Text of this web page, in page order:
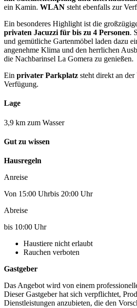
ein Kamin. WLAN steht ebenfalls zur
Ein besonderes Highlight ist die
privaten Jacuzzi für bis zu 4 Personen.
und gemütliche Gartenmöbel laden dazu
angenehme Klima und den herrlichen
die Nachbarinsel La Gomera zu genießen.
Ein privater Parkplatz steht direkt an
Verfügung.
Lage
3,9 km zum Wasser
Gut zu wissen
Hausregeln
Anreise
Von 15:00 Uhrbis 20:00 Uhr
Abreise
bis 10:00 Uhr
Haustiere nicht erlaubt
Rauchen verboten
Gastgeber
Das Angebot wird von einem
Dieser Gastgeber hat sich verpflichtet,
Dienstleistungen anzubieten, die den